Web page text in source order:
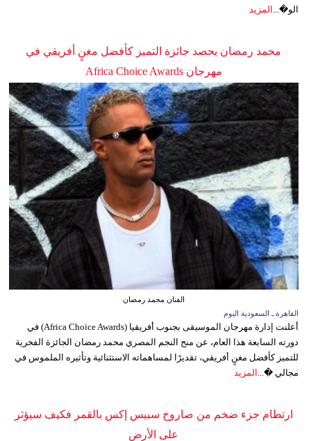
الو�...
المزيد
محمد رمضان يحصد جائزة التميز كأفضل مغنٍ أفريقي في
مهرجان Africa Choice Awards
الفنان محمد رمضان
القاهرة ـ السعودية اليوم
أعلنت إدارة مهرجان الموسيقى بجنوب أفريقيا (Africa Choice Awards) في
دورته السابعة هذا العام، عن منح النجم المصري محمد رمضان الجائزة الفخرية
للتميز كأفضل مغنٍ أفريقي، تقديرًا لمساهماته الاستثنائية وتأثيره الملموس في
مجالي �... المزيد
ارتطام جزء ضخم من صاروخ سبيس إكس بالقمر فكيف سيؤثر
على الأرض